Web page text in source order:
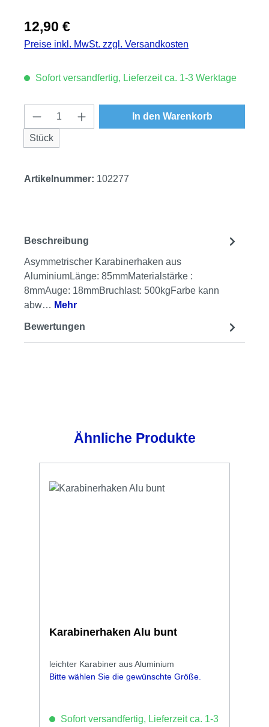
Regulärer Preis:
12,90 €
Preise inkl. MwSt. zzgl. Versandkosten
Sofort versandfertig, Lieferzeit ca. 1-3 Werktage
Produkt Anzahl: Gib den gewünschten
Stück
In den Warenkorb
Artikelnummer: 102277
Beschreibung
Asymmetrischer Karabinerhaken aus
AluminiumLänge: 85mmMaterialstärke :
8mmAuge: 18mmBruchlast: 500kgFarbe kann
abw… Mehr
Bewertungen
Produktgalerie überspringen
Ähnliche Produkte
Karabinerhaken Alu bunt
leichter Karabiner aus Aluminium
Bitte wählen Sie die gewünschte Größe.
Sofort versandfertig, Lieferzeit ca. 1-3